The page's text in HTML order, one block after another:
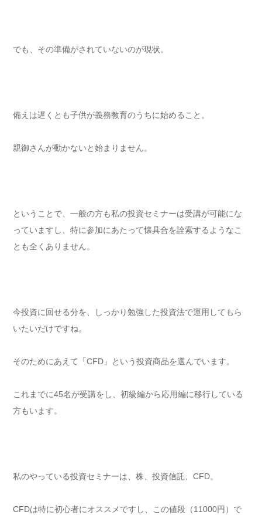
でも、その準備がされていないのが現状。
備えは遅くとも子供が義務教育のうちに始めること。
親御さんが動かないと始まりません。
ということで、一般の方も私の投資セミナーは受講が可能にな
っていますし、特に参加にあたって懐具合を詮索するようなこ
とも全くありません。
今投資に回せる分を、しっかり勉強した投資法で運用してもら
いたいだけですね。
そのためにあえて「CFD」という投資商品を選んでいます。
これまでに45名が受講をし、初級編から応用編に移行している
方もいます。
私のやっている投資セミナーは、株、投資信託、CFD。
CFDは特に初心者にオススメですし、この値段（11000円）で